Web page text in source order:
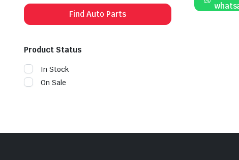
Find Auto Parts
Product Status
In Stock
On Sale